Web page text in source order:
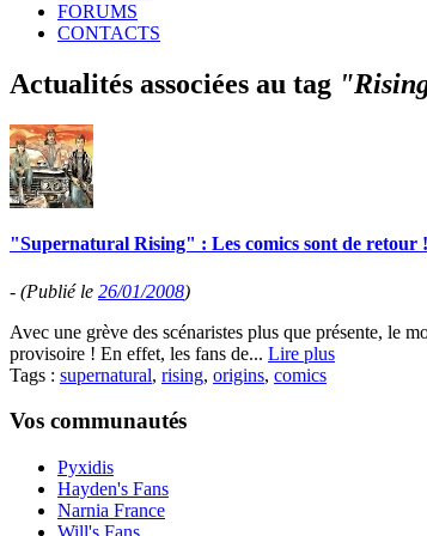
FORUMS
CONTACTS
Actualités associées au tag
"Supernatural Rising" : Les comics sont de retour !
- (Publié le 26/01/2008)
Avec une grève des scénaristes plus que présente, le
provisoire ! En effet, les fans de... Lire plus
Tags : supernatural, rising, origins, comics
Vos communautés
Pyxidis
Hayden's Fans
Narnia France
Will's Fans